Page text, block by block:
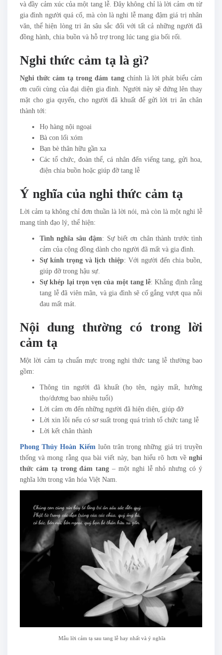
và đầy cảm xúc của một tang lễ. Đây không chỉ là lời cảm ơn từ
gia đình người quá cố, mà còn là nghi lễ mang đậm giá trị nhân
văn, thể hiện lòng tri ân sâu sắc đối với tất cả những người đã
đồng hành, chia buồn và hỗ trợ trong lúc tang gia bối rối.
Nghi thức cảm tạ là gì?
Nghi thức cảm tạ trong đám tangchính là lời phát biểu cảm
ơn cuối cùng của đại diện gia đình. Người này sẽ đứng lên thay
mặt cho gia quyến, cho người đã khuất để gửi lời tri ân chân
thành tới:
Họ hàng nội ngoại
Bà con lối xóm
Bạn bè thân hữu gần xa
Các tổ chức, đoàn thể, cá nhân đến viếng tang, gửi hoa,
điện chia buồn hoặc giúp đỡ tang lễ
Ý nghĩa của nghi thức cảm tạ
Lời cảm tạ không chỉ đơn thuần là lời nói, mà còn là một nghi lễ
mang tính đạo lý, thể hiện:
Tình nghĩa sâu đậm: Sự biết ơn chân thành trước tình
cảm của cộng đồng dành cho người đã mất và gia đình.
Sự kính trọng và lịch thiệp: Với người đến chia buồn,
giúp đỡ trong hậu sự.
Sự khép lại trọn vẹn của một tang lễ: Khẳng định rằng
tang lễ đã viên mãn, và gia đình sẽ cố gắng vượt qua nỗi
đau mất mát.
Nội dung thường có trong lời
cảm tạ
Một lời cảm tạ chuẩn mực trong nghi thức tang lễ thường bao
gồm:
Thông tin người đã khuất (họ tên, ngày mất, hưởng
thọ/dương bao nhiêu tuổi)
Lời cảm ơn đến những người đã hiện diện, giúp đỡ
Lời xin lỗi nếu có sơ suất trong quá trình tổ chức tang lễ
Lời kết chân thành
Phong Thủy Hoàn Kiếmluôn trân trọng những giá trị truyền
thống và mong rằng qua bài viết này, bạn hiểu rõ hơn về nghi
thức cảm tạ trong đám tang – một nghi lễ nhỏ nhưng có ý
nghĩa lớn trong văn hóa Việt Nam.
Mẫu lời cảm tạ sau tang lễ hay nhất và ý nghĩa